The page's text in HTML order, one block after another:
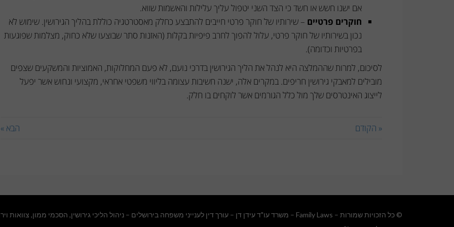
אם ישנו חשש או חשד כי הצד השני יטפול עליך עלילות והאשמות שווא.
חוקרים פרטיים – שירותיו של חוקר פרטי חייבים להתבצע כחלק מאסטרטגיה כוללת בהליך הגירושין. שימוש לא
נכון בשירותיו של חוקר פרטי, עלול להפוך לחרב פיפיות בקלות (האזנות סתר שבוצעו שלא כחוק, מצלמות שפוגעות
בפרטיות וכדומה).
לסיכום, למרות שההמלצה היא לנהל את הליך הגירושין בדרכי נועם, לא פעם המחלוקות, האמוציות והמשקעים שצפים
מובילים למאבקי גירושין חריפים. במקרים אלה, ישנה חשיבות עצומה בליווי משפטי אחראי, מקצועי ונחוש אשר יפעל
לייצוג האינטרסים שלך מול כלל הגורמים אשר לוקחים בו חלק.
« הקודם הבא »
© כל הזכויות שמורות – Family Laws – משרד עו"ד עידן דן – עורך דין לענייני משפחה בירושלים – ניהול הליכי גירושין, הסכמי ממון, צוואות